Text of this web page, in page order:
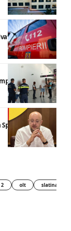
Mihăești
olt slatina